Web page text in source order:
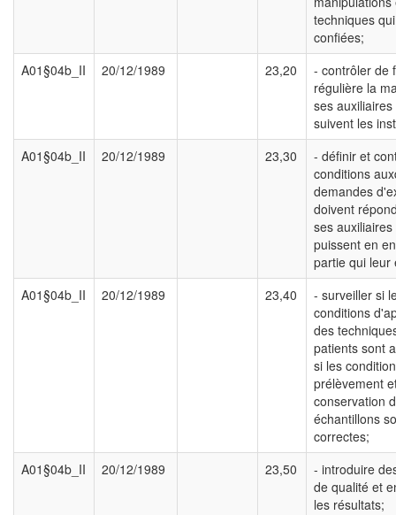
techniques
confiées;
A01§04b_II
20/12/1989 23,20
- contrôler de
régulière la
ses
suivent les
A01§04b_II
20/12/1989 23,30
- définir et
conditions
demandes
doivent
ses
puissent en
partie qui leur
A01§04b_II
20/12/1989 23,40
- surveiller si
conditions
des
patients sont
si les
prélèvement
conservation
échantillons
correctes;
A01§04b_II
20/12/1989 23,50
- introduire
de qualité et
les résultats;